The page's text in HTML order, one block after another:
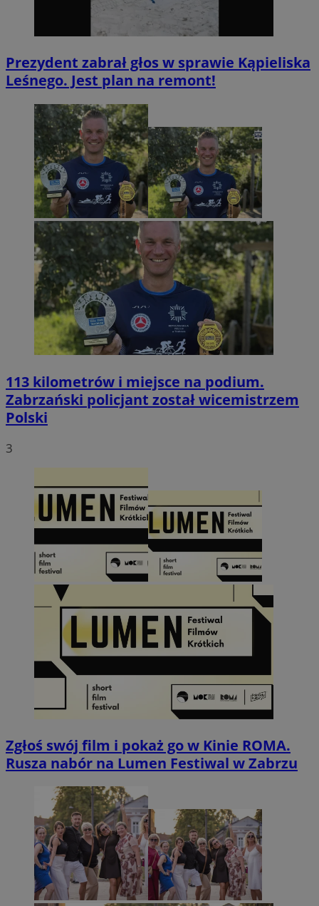
Prezydent zabrał głos w sprawie Kąpieliska
Leśnego. Jest plan na remont!
113 kilometrów i miejsce na podium.
Zabrzański policjant został wicemistrzem
Polski
3
Zgłoś swój film i pokaż go w Kinie ROMA.
Rusza nabór na Lumen Festiwal w Zabrzu